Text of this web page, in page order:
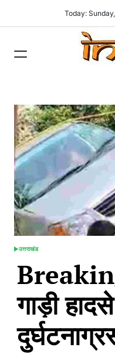
Today:
POSTED
उत्तराखंड
गाड़ी